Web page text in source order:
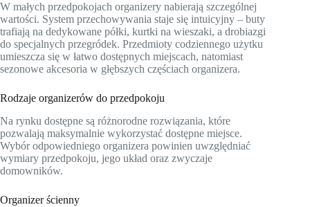
W małych przedpokojach organizery nabierają szczególnej
wartości. System przechowywania staje się intuicyjny – buty
trafiają na dedykowane półki, kurtki na wieszaki, a drobiazgi
do specjalnych przegródek. Przedmioty codziennego użytku
umieszcza się w łatwo dostępnych miejscach, natomiast
sezonowe akcesoria w głębszych częściach organizera.
Rodzaje organizerów do przedpokoju
Na rynku dostępne są różnorodne rozwiązania, które
pozwalają maksymalnie wykorzystać dostępne miejsce.
Wybór odpowiedniego organizera powinien uwzględniać
wymiary przedpokoju, jego układ oraz zwyczaje
domowników.
Organizer ścienny